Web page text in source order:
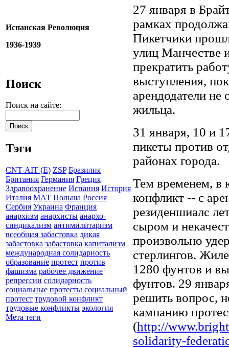
Испанская Революция
1936-1939
Поиск
Поиск на сайте:
Тэги
CNT-AIT (E) ZSP Бразилия
Британия Германия Греция
Здравоохранение Испания История
Италия МАТ Польша Россия
Сербия Украина Франция
анархизм анархисты анархо-
синдикализм антимилитаризм
всеобщая забастовка дикая
забастовка забастовка капитализм
международная солидарность
образование протест против
фашизма рабочее движение
репрессии солидарность
социальные протесты социальный
протест трудовой конфликт
трудовые конфликты экология
Мета теги
27 января в
рамках
Пикетчики
улиц Манчестве
прекратить
выступления,
арендодатели не
жильца.
31 января, 10 и
пикеты против
районах города.
Тем временем, в
конфликт -- с
резиденшиалс
сыром и
произвольно
стерлингов.
1280 фунтов и
фунтов. 29
решить вопрос,
кампанию
(http://
solidarity-